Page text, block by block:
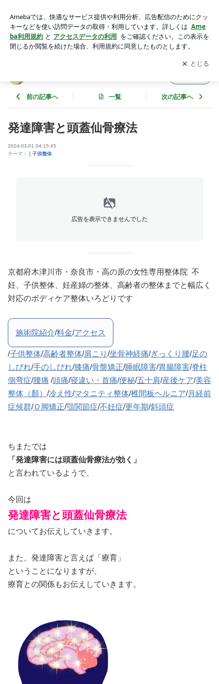
アプリをダウンロードして ブログの更新通知
を受け取りまし
ょう。
開く
前の記事へ 一覧 次の記事へ
発達障害と頭蓋仙骨療法
2024-03-01 04:15:45
テーマ：
｜子供整体
広告を表示できませんでした
京都府木津川市・奈良市・高の原の女性専用整体院 不
妊、子供整体、妊産婦の整体、高齢者の整体までと幅広く
対応のボディケア整体いろどりです
施術院紹介/料金/アクセス
/子供整体/高齢者整体/肩こり /坐骨神経痛/ぎっくり腰/足の
しびれ/手のしびれ/膝痛/骨盤矯正/睡眠障害/胃腸障害/脊柱
側弯症/腰痛 /頭痛/寝違い・首痛/便秘/五十肩/産後ケア/美容
整体（顏） /冷え性/マタニティ整体/椎間板ヘルニア/月経前
症候群/Ｏ脚矯正/顎関節症/不妊症/更年期/斜頭症
ちまたでは
「発達障害には頭蓋仙骨療法が効く」
と言われているようで、
今回は
発達障害と頭蓋仙骨療法
についてお伝えしていきます。
また、発達障害と言えば「療育」
ということになりますが、
療育との関係もお伝えしていきます。